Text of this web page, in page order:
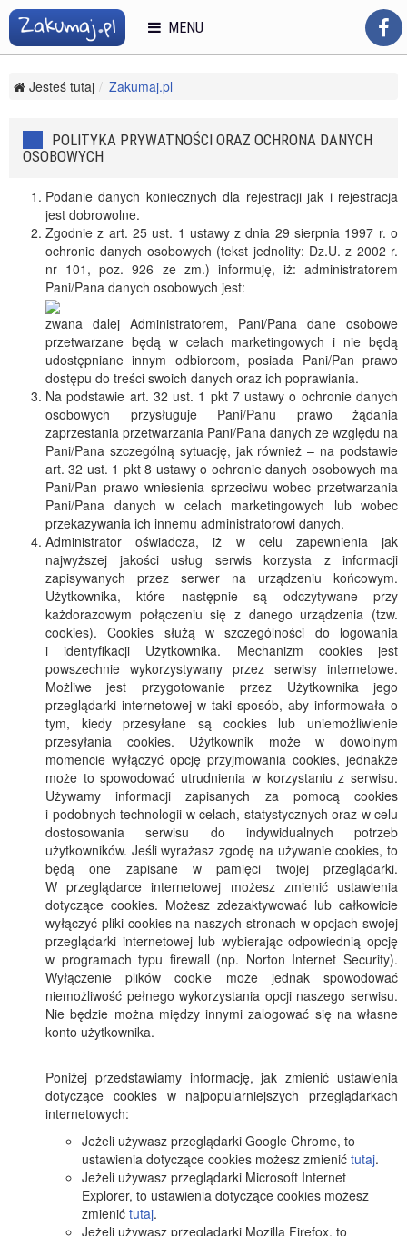
Jesteś tutaj
Zakumaj.pl
POLITYKA PRYWATNOŚCI ORAZ OCHRONA DANYCH
OSOBOWYCH
Podanie danych koniecznych dla rejestracji jak i rejestracja
jest dobrowolne.
Zgodnie z art. 25 ust. 1 ustawy z dnia 29 sierpnia 1997 r. o
ochronie danych osobowych (tekst jednolity: Dz.U. z 2002 r.
nr 101, poz. 926 ze zm.) informuję, iż: administratorem
Pani/Pana danych osobowych jest:
zwana dalej Administratorem, Pani/Pana dane osobowe
przetwarzane będą w celach marketingowych i nie będą
udostępniane innym odbiorcom, posiada Pani/Pan prawo
dostępu do treści swoich danych oraz ich poprawiania.
Na podstawie art. 32 ust. 1 pkt 7 ustawy o ochronie danych
osobowych przysługuje Pani/Panu prawo żądania
zaprzestania przetwarzania Pani/Pana danych ze względu na
Pani/Pana szczególną sytuację, jak również – na podstawie
art. 32 ust. 1 pkt 8 ustawy o ochronie danych osobowych ma
Pani/Pan prawo wniesienia sprzeciwu wobec przetwarzania
Pani/Pana danych w celach marketingowych lub wobec
przekazywania ich innemu administratorowi danych.
Administrator oświadcza, iż w celu zapewnienia jak
najwyższej jakości usług serwis korzysta z informacji
zapisywanych przez serwer na urządzeniu końcowym.
Użytkownika, które następnie są odczytywane przy
każdorazowym połączeniu się z danego urządzenia (tzw.
cookies). Cookies służą w szczególności do logowania
i identyfikacji Użytkownika. Mechanizm cookies jest
powszechnie wykorzystywany przez serwisy internetowe.
Możliwe jest przygotowanie przez Użytkownika jego
przeglądarki internetowej w taki sposób, aby informowała o
tym, kiedy przesyłane są cookies lub uniemożliwienie
przesyłania cookies. Użytkownik może w dowolnym
momencie wyłączyć opcję przyjmowania cookies, jednakże
może to spowodować utrudnienia w korzystaniu z serwisu.
Używamy informacji zapisanych za pomocą cookies
i podobnych technologii w celach, statystycznych oraz w celu
dostosowania serwisu do indywidualnych potrzeb
użytkowników. Jeśli wyrażasz zgodę na używanie cookies, to
będą one zapisane w pamięci twojej przeglądarki.
W przeglądarce internetowej możesz zmienić ustawienia
dotyczące cookies. Możesz zdezaktywować lub całkowicie
wyłączyć pliki cookies na naszych stronach w opcjach swojej
przeglądarki internetowej lub wybierając odpowiednią opcję
w programach typu firewall (np. Norton Internet Security).
Wyłączenie plików cookie może jednak spowodować
niemożliwość pełnego wykorzystania opcji naszego serwisu.
Nie będzie można między innymi zalogować się na własne
konto użytkownika.
Poniżej przedstawiamy informację, jak zmienić ustawienia
dotyczące cookies w najpopularniejszych przeglądarkach
internetowych:
Jeżeli używasz przeglądarki Google Chrome, to
ustawienia dotyczące cookies możesz zmienić tutaj.
Jeżeli używasz przeglądarki Microsoft Internet
Explorer, to ustawienia dotyczące cookies możesz
zmienić tutaj.
Jeżeli używasz przeglądarki Mozilla Firefox, to
MENU